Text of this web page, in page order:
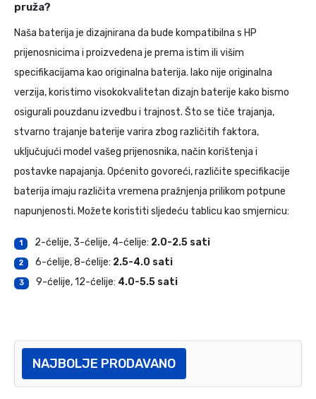
pruža?
Naša baterija je dizajnirana da bude kompatibilna s HP
prijenosnicima i proizvedena je prema istim ili višim
specifikacijama kao originalna baterija. Iako nije originalna
verzija, koristimo visokokvalitetan dizajn baterije kako bismo
osigurali pouzdanu izvedbu i trajnost. Što se tiče trajanja,
stvarno trajanje baterije varira zbog različitih faktora,
uključujući model vašeg prijenosnika, način korištenja i
postavke napajanja. Općenito govoreći, različite specifikacije
baterija imaju različita vremena pražnjenja prilikom potpune
napunjenosti. Možete koristiti sljedeću tablicu kao smjernicu:
1 2-ćelije, 3-ćelije, 4-ćelije: 2.0-2.5 sati
2 6-ćelije, 8-ćelije: 2.5-4.0 sati
3 9-ćelije, 12-ćelije: 4.0-5.5 sati
NAJBOLJE PRODAVANO